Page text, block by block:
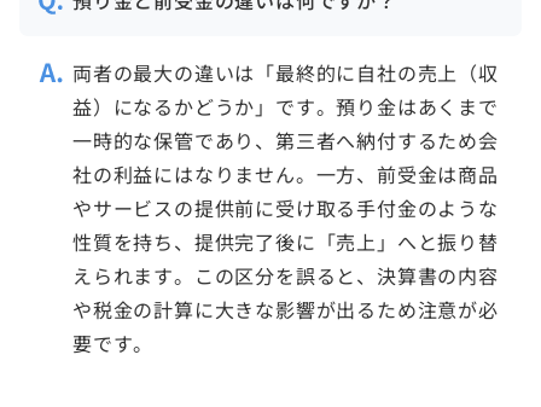
両者の最大の違いは「最終的に自社の売上（収
益）になるかどうか」です。預り金はあくまで
一時的な保管であり、第三者へ納付するため会
社の利益にはなりません。一方、前受金は商品
やサービスの提供前に受け取る手付金のような
性質を持ち、提供完了後に「売上」へと振り替
えられます。この区分を誤ると、決算書の内容
や税金の計算に大きな影響が出るため注意が必
要です。